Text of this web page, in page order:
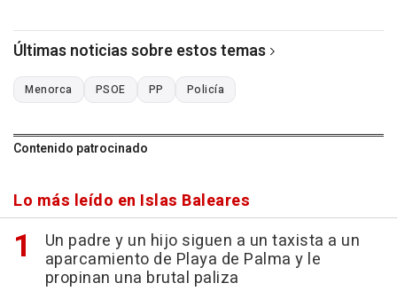
Últimas noticias sobre estos temas
Menorca PSOE PP Policía
Contenido patrocinado
Lo más leído en Islas Baleares
Un padre y un hijo siguen a un taxista a un
aparcamiento de Playa de Palma y le
propinan una brutal paliza